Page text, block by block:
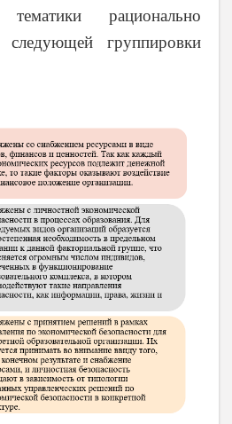
тематики рационально
группировки